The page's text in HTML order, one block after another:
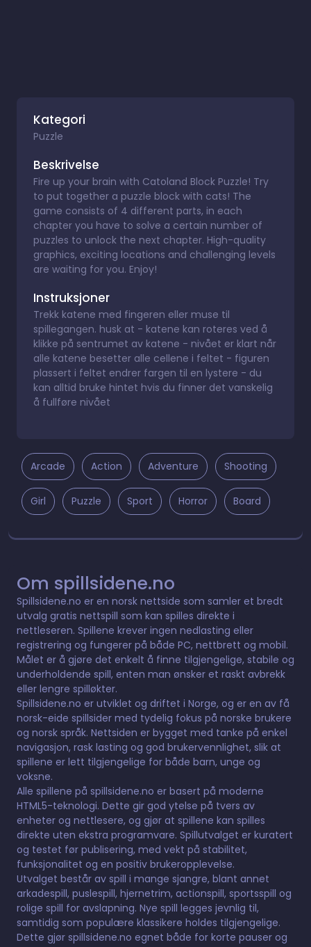
Kategori
Puzzle
Beskrivelse
Fire up your brain with Catoland Block Puzzle! Try
to put together a puzzle block with cats! The
game consists of 4 different parts, in each
chapter you have to solve a certain number of
puzzles to unlock the next chapter. High-quality
graphics, exciting locations and challenging levels
are waiting for you. Enjoy!
Instruksjoner
Trekk katene med fingeren eller muse til
spillegangen. husk at - katene kan roteres ved å
klikke på sentrumet av katene - nivået er klart når
alle katene besetter alle cellene i feltet - figuren
plassert i feltet endrer fargen til en lystere - du
kan alltid bruke hintet hvis du finner det vanskelig
å fullføre nivået
Arcade Action Adventure Shooting
Girl Puzzle Sport Horror Board
Om spillsidene.no
Spillsidene.no er en norsk nettside som samler et bredt
utvalg gratis nettspill som kan spilles direkte i
nettleseren. Spillene krever ingen nedlasting eller
registrering og fungerer på både PC, nettbrett og mobil.
Målet er å gjøre det enkelt å finne tilgjengelige, stabile og
underholdende spill, enten man ønsker et raskt avbrekk
eller lengre spilløkter.
Spillsidene.no er utviklet og driftet i Norge, og er en av få
norsk-eide spillsider med tydelig fokus på norske brukere
og norsk språk. Nettsiden er bygget med tanke på enkel
navigasjon, rask lasting og god brukervennlighet, slik at
spillene er lett tilgjengelige for både barn, unge og
voksne.
Alle spillene på spillsidene.no er basert på moderne
HTML5-teknologi. Dette gir god ytelse på tvers av
enheter og nettlesere, og gjør at spillene kan spilles
direkte uten ekstra programvare. Spillutvalget er kuratert
og testet før publisering, med vekt på stabilitet,
funksjonalitet og en positiv brukeropplevelse.
Utvalget består av spill i mange sjangre, blant annet
arkadespill, puslespill, hjernetrim, actionspill, sportsspill og
rolige spill for avslapning. Nye spill legges jevnlig til,
samtidig som populære klassikere holdes tilgjengelige.
Dette gjør spillsidene.no egnet både for korte pauser og